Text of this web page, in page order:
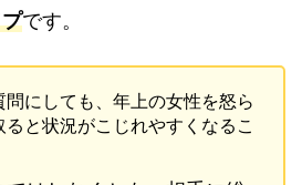
です。
にしても、年上の女性を怒ら
と状況がこじれやすくなるこ